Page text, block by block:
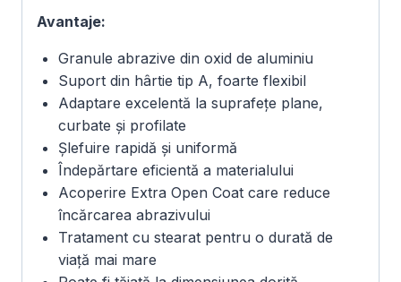
Avantaje:
Granule abrazive din oxid de aluminiu
Suport din hârtie tip A, foarte flexibil
Adaptare excelentă la suprafețe plane,
curbate și profilate
Șlefuire rapidă și uniformă
Îndepărtare eficientă a materialului
Acoperire Extra Open Coat care reduce
încărcarea abrazivului
Tratament cu stearat pentru o durată de
viață mai mare